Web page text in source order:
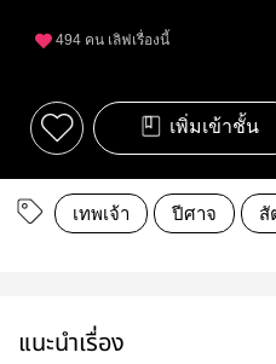
494 คน เลิฟเรื่องนี้
เพิ่มเข้าชั้น
เทพเจ้า ปีศาจ สั
แนะนำเรื่อง